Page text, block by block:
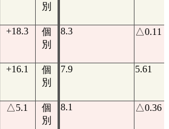
別
+18.3
個
別
8.3 △0.11
+16.1
個
別
7.9 5.61
△5.1
個
別
8.1 △0.36